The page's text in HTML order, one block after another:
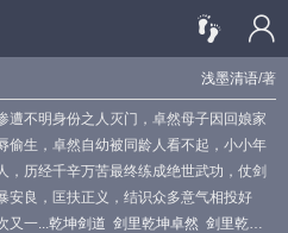
浅墨清语/著
遭不明身份之人灭门，卓然母子因回娘家
偷生，卓然自幼被同龄人看不起，小小年
，历经千辛万苦最终练成绝世武功，仗剑
安良，匡扶正义，结识众多意气相投好
又一...乾坤剑道 剑里乾坤卓然 剑里乾坤